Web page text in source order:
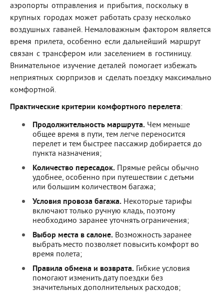
аэропорты отправления и прибытия, поскольку в
крупных городах может работать сразу несколько
воздушных гаваней. Немаловажным фактором является
время прилета, особенно если дальнейший маршрут
связан с трансфером или заселением в гостиницу.
Внимательное изучение деталей помогает избежать
неприятных сюрпризов и сделать поездку максимально
комфортной.
Практические критерии комфортного перелета:
Продолжительность маршрута. Чем меньше
общее время в пути, тем легче переносится
перелет и тем быстрее пассажир добирается до
пункта назначения;
Количество пересадок. Прямые рейсы обычно
удобнее, особенно при путешествии с детьми
или большим количеством багажа;
Условия провоза багажа. Некоторые тарифы
включают только ручную кладь, поэтому
необходимо заранее уточнять ограничения;
Выбор места в салоне. Возможность заранее
выбрать место позволяет повысить комфорт во
время полета;
Правила обмена и возврата. Гибкие условия
помогают изменить дату поездки без
значительных дополнительных расходов;